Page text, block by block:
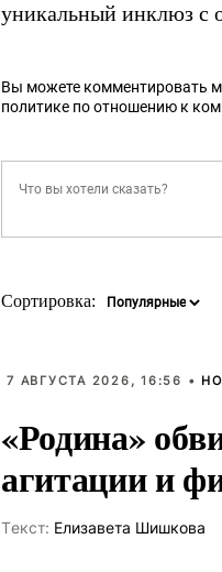
уникальный инклюз с
Вы можете комментировать
политике по отношению к
Сортировка:
7 АВГУСТА 2026, 16:56 •
«Родина»
агитации и
Tекст: Елизавета Шишкова